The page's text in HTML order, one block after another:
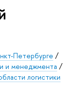
Петербурге /
и менеджмента /
логистики